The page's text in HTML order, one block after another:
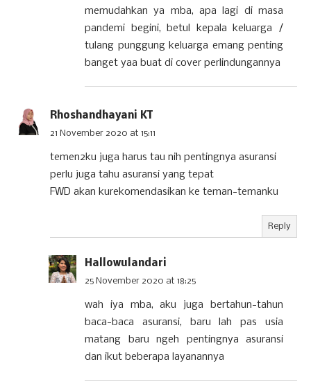
memudahkan ya mba, apa lagi di masa
pandemi begini, betul kepala keluarga /
tulang punggung keluarga emang penting
banget yaa buat di cover perlindungannya
Rhoshandhayani KT
21 November 2020 at 15:11
temen2ku juga harus tau nih pentingnya asuransi
perlu juga tahu asuransi yang tepat
FWD akan kurekomendasikan ke teman-temanku
Reply
Hallowulandari
25 November 2020 at 18:25
wah iya mba, aku juga bertahun-tahun
baca-baca asuransi, baru lah pas usia
matang baru ngeh pentingnya asuransi
dan ikut beberapa layanannya